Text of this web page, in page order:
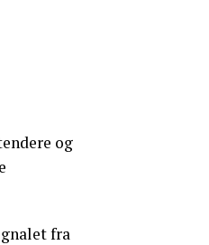
og
fra